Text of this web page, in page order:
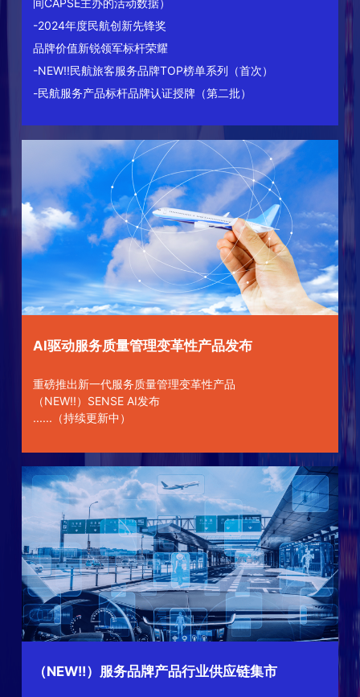
-2024年度民航创新先锋奖
品牌价值新锐领军标杆荣耀
-NEW!!民航旅客服务品牌TOP榜单系列（首次）
-民航服务产品标杆品牌认证授牌（第二批）
AI驱动服务质量管理变革性产品发布
重磅推出新一代服务质量管理变革性产品
（NEW!!）SENSE AI发布
......（持续更新中）
（NEW!!）服务品牌产品行业供应链集市